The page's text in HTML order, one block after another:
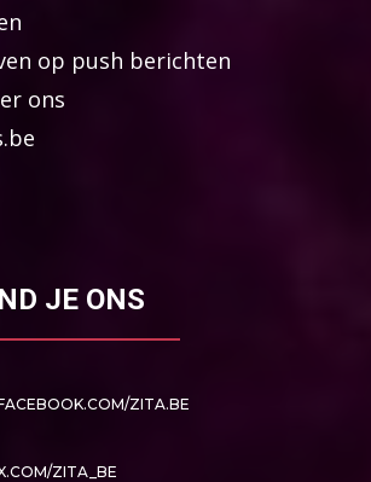
op push berichten
ons
JE ONS
ZITA.BE
ZITA_BE